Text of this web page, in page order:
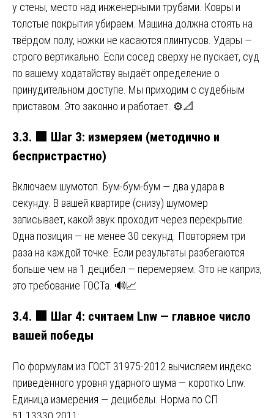
у стены, место над инженерными трубами. Ковры и
толстые покрытия убираем. Машина должна стоять на
твёрдом полу, ножки не касаются плинтусов. Удары —
строго вертикально. Если сосед сверху не пускает, суд
по вашему ходатайству выдаёт определение о
принудительном доступе. Мы приходим с судебным
приставом. Это законно и работает. ⚙️📐
3.3.
Шаг 3: измеряем (методично и
беспристрастно)
Включаем шумотоп. Бум-бум-бум — два удара в
секунду. В вашей квартире (снизу) шумомер
записывает, какой звук проходит через перекрытие.
Одна позиция — не менее 30 секунд. Повторяем три
раза на каждой точке. Если результаты разбегаются
больше чем на 1 децибел — перемеряем. Это не каприз,
это требование ГОСТа. 🔊📈
3.4.
Шаг 4: считаем Lnw — главное число
вашей победы
По формулам из ГОСТ 31975-2012 вычисляем индекс
приведённого уровня ударного шума — коротко Lnw.
Единица измерения — децибелы. Норма по СП